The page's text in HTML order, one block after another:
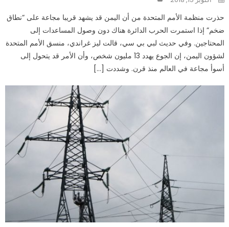
on
حذرت منظمة الأمم المتحدة من أن اليمن قد يشهد قريبا مجاعة على “نطاق
ضخم” إذا استمرت الحرب الدائرة هناك دون وصول المساعدات إلى
المحتاجين. وفي حديث لبي بي سي، قالت ليز غراندي، منسق الأمم المتحدة
لشؤون اليمن، إن الجوع يهدد 13 مليون شخص، وأن الأمر قد يتحول إلى
أسوأ مجاعة في العالم منذ قرن. وشددت […]